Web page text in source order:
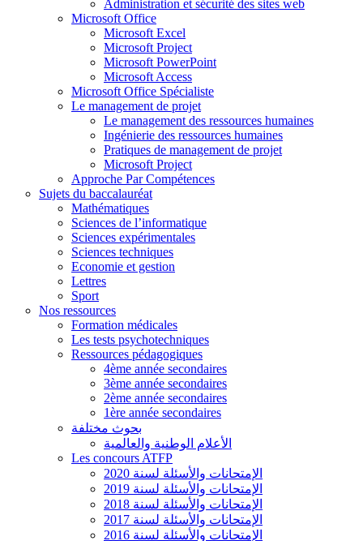
Administration et sécurité des sites web
Microsoft Office
Microsoft Excel
Microsoft Project
Microsoft PowerPoint
Microsoft Access
Microsoft Office Spécialiste
Le management de projet
Le management des ressources humaines
Ingénierie des ressources humaines
Pratiques de management de projet
Microsoft Project
Approche Par Compétences
Sujets du baccalauréat
Mathématiques
Sciences de l’informatique
Sciences expérimentales
Sciences techniques
Economie et gestion
Lettres
Sport
Nos ressources
Formation médicales
Les tests psychotechniques
Ressources pédagogiques
4ème année secondaires
3ème année secondaires
2ème année secondaires
1ère année secondaires
بحوث مختلفة
الأعلام الوطنية والعالمية
Les concours ATFP
الإمتحانات والأسئلة لسنة 2020
الإمتحانات والأسئلة لسنة 2019
الإمتحانات والأسئلة لسنة 2018
الإمتحانات والأسئلة لسنة 2017
الإمتحانات والأسئلة لسنة 2016